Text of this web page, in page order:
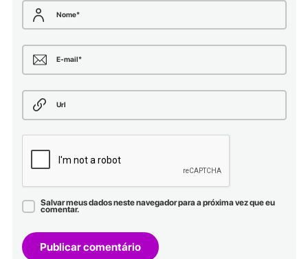
Nome*
E-mail*
Url
Salvar meus dados neste navegador para a próxima vez que eu
comentar.